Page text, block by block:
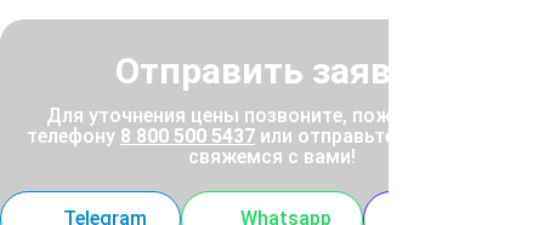
Отправить заявку
Для уточнения цены позвоните, пожалуйста, по
телефону 8 800 500 5437 или отправьте заявку, и мы
свяжемся с вами!
Telegram Whatsapp